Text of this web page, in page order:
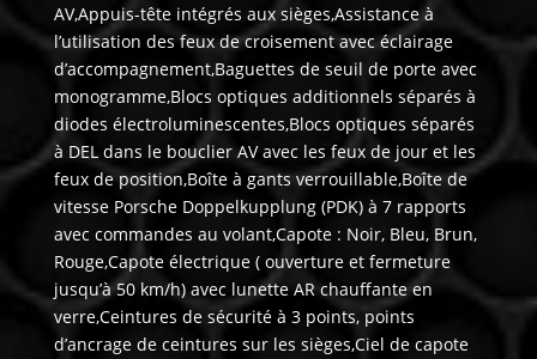
AV,Appuis-tête intégrés aux sièges,Assistance à
l’utilisation des feux de croisement avec éclairage
d’accompagnement,Baguettes de seuil de porte avec
monogramme,Blocs optiques additionnels séparés à
diodes électroluminescentes,Blocs optiques séparés
à DEL dans le bouclier AV avec les feux de jour et les
feux de position,Boîte à gants verrouillable,Boîte de
vitesse Porsche Doppelkupplung (PDK) à 7 rapports
avec commandes au volant,Capote : Noir, Bleu, Brun,
Rouge,Capote électrique ( ouverture et fermeture
jusqu’à 50 km/h) avec lunette AR chauffante en
verre,Ceintures de sécurité à 3 points, points
d’ancrage de ceintures sur les sièges,Ciel de capote